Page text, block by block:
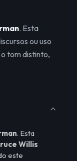
. Esta
ou uso
tom distinto,
. Esta
Willis
este